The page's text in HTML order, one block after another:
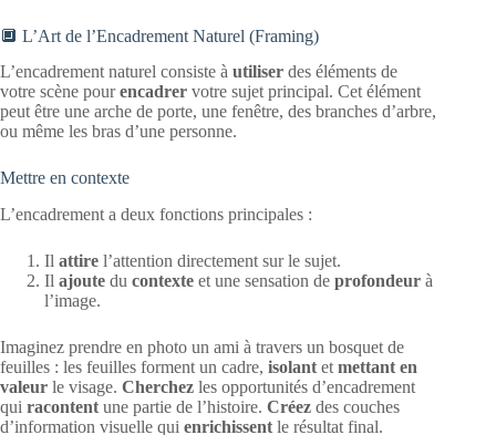
🔲 L’Art de l’Encadrement Naturel (Framing)
L’encadrement naturel consiste à utiliser des éléments de
votre scène pourencadrer votre sujet principal. Cet élément
peut être une arche de porte, une fenêtre, des branches d’arbre,
ou même les bras d’une personne.
Mettre en contexte
L’encadrement a deux fonctions principales :
Il attire l’attention directement sur le sujet.
Il ajoute du contexte et une sensation de profondeur à
l’image.
Imaginez prendre en photo un ami à travers un bosquet de
feuilles : les feuilles forment un cadre, isolant et mettant en
valeur le visage. Cherchez les opportunités d’encadrement
qui racontent une partie de l’histoire. Créez des couches
d’information visuelle qui enrichissent le résultat final.